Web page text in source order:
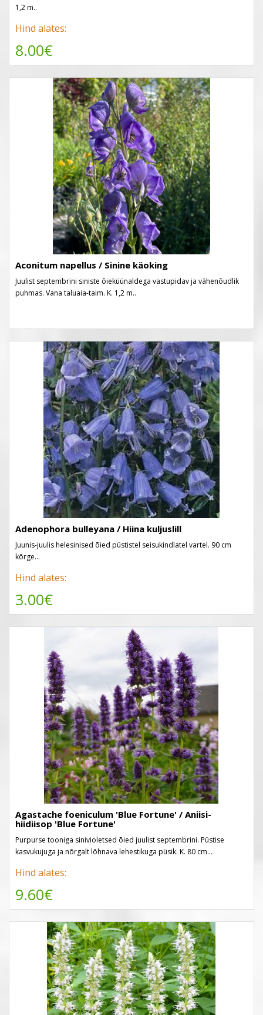
1,2 m..
Hind alates:
8.00€
Aconitum napellus / Sinine käoking
Juulist septembrini siniste õieküünaldega vastupidav ja vähenõudlik
puhmas. Vana taluaia-taim. K. 1,2 m..
Adenophora bulleyana / Hiina kuljuslill
Juunis-juulis helesinised õied püstistel seisukindlatel vartel. 90 cm
kõrge...
Hind alates:
3.00€
Agastache foeniculum 'Blue Fortune' / Aniisi-
hiidiisop 'Blue Fortune'
Purpurse tooniga sinivioletsed õied juulist septembrini. Püstise
kasvukujuga ja nõrgalt lõhnava lehestikuga püsik. K. 80 cm...
Hind alates:
9.60€